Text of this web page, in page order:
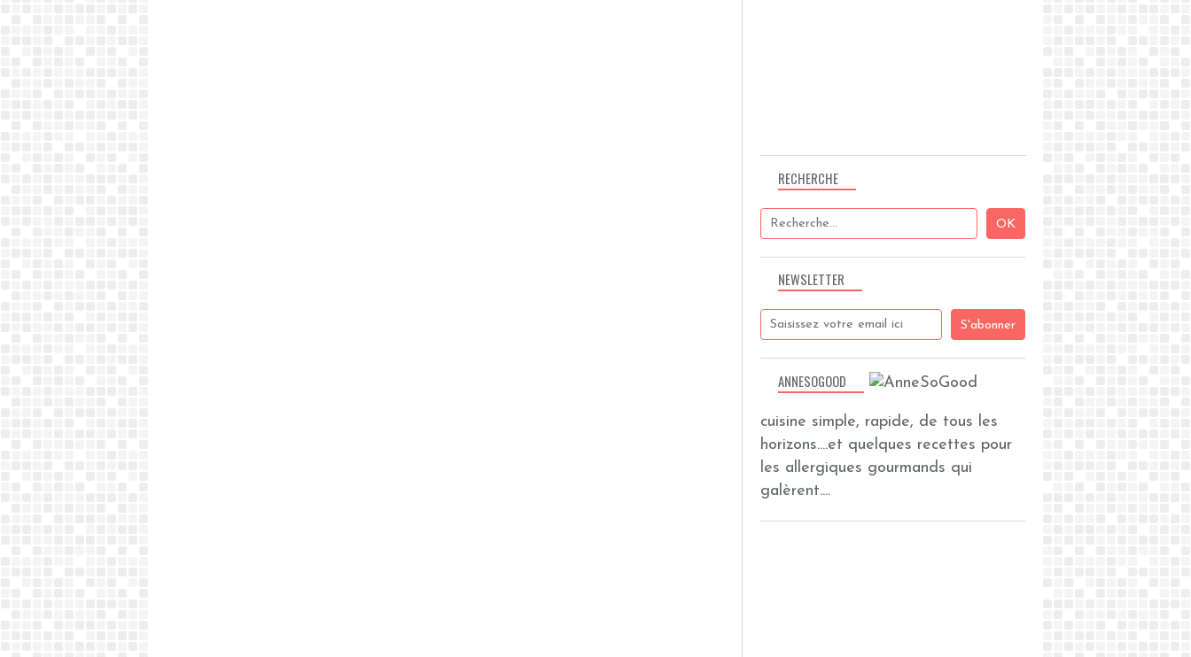
NEWSLETTER
RECHERCHE
ANNESOGOOD
cuisine simple, rapide, de tous les
horizons....et quelques recettes pour
les allergiques gourmands qui
galèrent....